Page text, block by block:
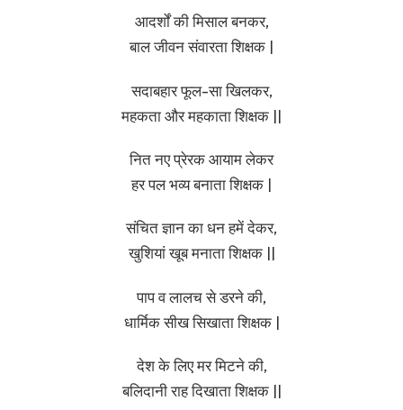
आदर्शों की मिसाल बनकर,
बाल जीवन संवारता शिक्षक |
सदाबहार फूल-सा खिलकर,
महकता और महकाता शिक्षक ||
नित नए प्रेरक आयाम लेकर
हर पल भव्य बनाता शिक्षक |
संचित ज्ञान का धन हमें देकर,
खुशियां खूब मनाता शिक्षक ||
पाप व लालच से डरने की,
धार्मिक सीख सिखाता शिक्षक |
देश के लिए मर मिटने की,
बलिदानी राह दिखाता शिक्षक ||